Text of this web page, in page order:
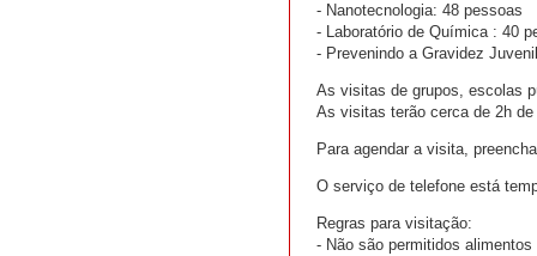
- Nanotecnologia: 48 pessoas
- Laboratório de Química : 40
- Prevenindo a Gravidez
As visitas de grupos, escolas
As visitas terão cerca de 2h
Para agendar a visita,
O serviço de telefone está
Regras para visitação:
- Não são permitidos alimentos